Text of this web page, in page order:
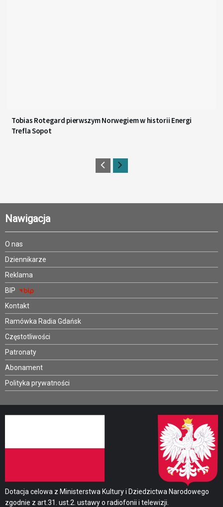
Tobias Rotegard pierwszym Norwegiem w historii Energi
Trefla Sopot
Nawigacja
O nas
Dziennikarze
Reklama
BIP
Kontakt
Ramówka Radia Gdańsk
Częstotliwości
Patronaty
Abonament
Polityka prywatności
Dotacja celowa z Ministerstwa Kultury i Dziedzictwa Narodowego
zgodnie z art.31. ust.2. ustawy o radiofonii i telewizji.